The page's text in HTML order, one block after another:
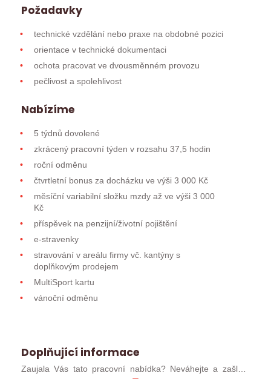
Požadavky
technické vzdělání nebo praxe na obdobné pozici
orientace v technické dokumentaci
ochota pracovat ve dvousměnném provozu
pečlivost a spolehlivost
Nabízíme
5 týdnů dovolené
zkrácený pracovní týden v rozsahu 37,5 hodin
roční odměnu
čtvrtletní bonus za docházku ve výši 3 000 Kč
měsíční variabilní složku mzdy až ve výši 3 000
Kč
příspěvek na penzijní/životní pojištění
e-stravenky
stravování v areálu firmy vč. kantýny s
doplňkovým prodejem
MultiSport kartu
vánoční odměnu
Doplňující informace
Zaujala Vás tato pracovní nabídka? Neváhejte a zašlete